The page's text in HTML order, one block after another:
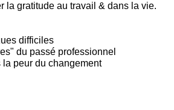
la gratitude au travail & dans la vie.
difficiles
du passé professionnel
peur du changement